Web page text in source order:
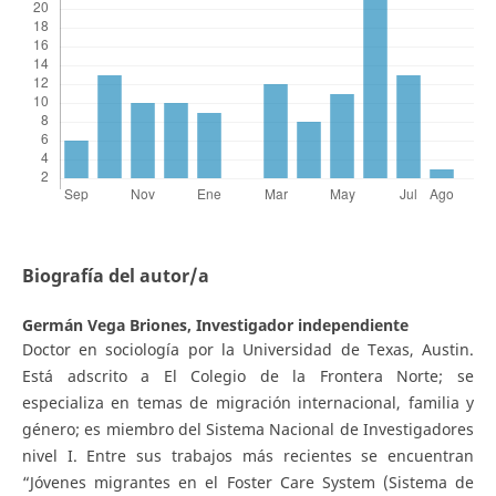
Biografía del autor/a
Germán Vega Briones, Investigador independiente
Doctor en sociología por la Universidad de Texas, Austin.
Está adscrito a El Colegio de la Frontera Norte; se
especializa en temas de migración internacional, familia y
género; es miembro del Sistema Nacional de Investigadores
nivel I. Entre sus trabajos más recientes se encuentran
“Jóvenes migrantes en el Foster Care System (Sistema de